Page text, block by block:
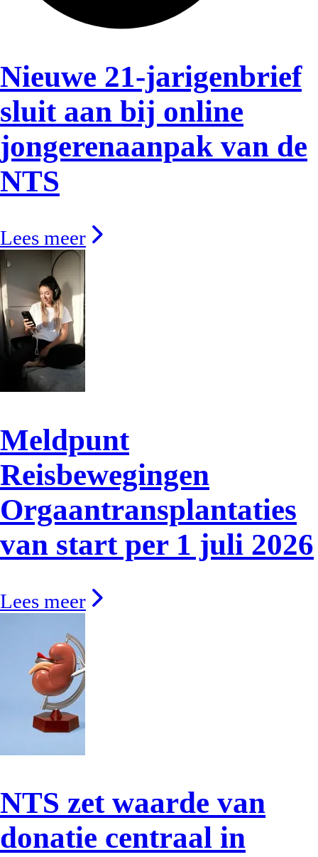
Nieuwe 21-jarigenbrief
sluit aan bij online
jongerenaanpak van de
NTS
Lees meer
Meldpunt
Reisbewegingen
Orgaantransplantaties
van start per 1 juli 2026
Lees meer
NTS zet waarde van
donatie centraal in